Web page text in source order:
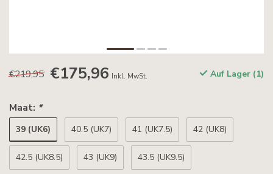
€219,95 €175,96 Inkl. MwSt. Auf Lager (1)
Maat: *
39 (UK6) 40.5 (UK7) 41 (UK7.5) 42 (UK8)
42.5 (UK8.5) 43 (UK9) 43.5 (UK9.5)